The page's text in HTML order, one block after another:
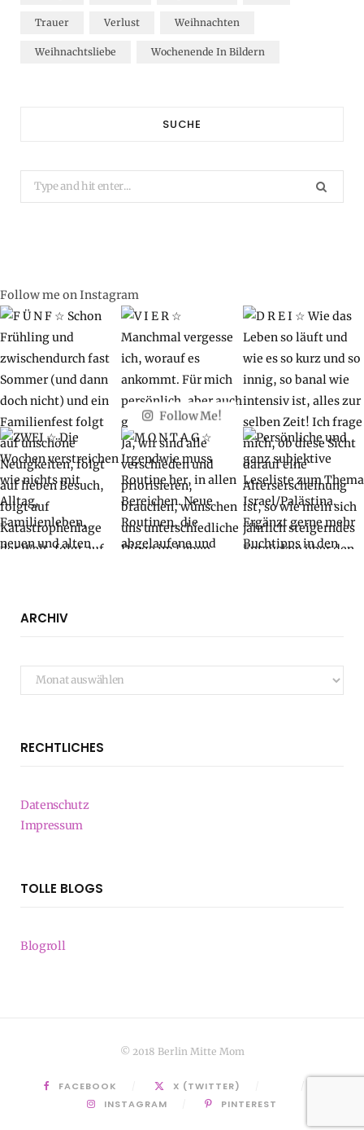
Trauer Verlust Weihnachten
Weihnachtsliebe Wochenende In Bildern
SUCHE
Search
for:
Follow me on Instagram
Follow Me!
ARCHIV
Archiv
RECHTLICHES
Datenschutz
Impressum
TOLLE BLOGS
Blogroll
© 2018 Berlin Mitte Mom
FACEBOOK
X (TWITTER)
INSTAGRAM
PINTEREST